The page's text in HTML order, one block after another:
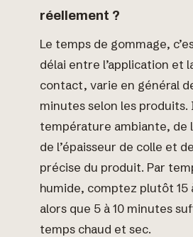
réellement ?
Le temps de gommage,
délai entre l’application et
contact, varie en général
minutes selon les produits.
température ambiante, de
de l’épaisseur de colle et
précise du produit. Par
humide, comptez plutôt 15
alors que 5 à 10 minutes
temps chaud et sec.